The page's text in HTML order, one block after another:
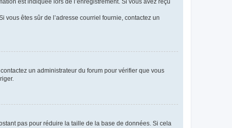
vous êtes sûr de l’adresse courriel fournie, contactez un
un administrateur du forum pour vérifier que vous
pas pour réduire la taille de la base de données. Si cela